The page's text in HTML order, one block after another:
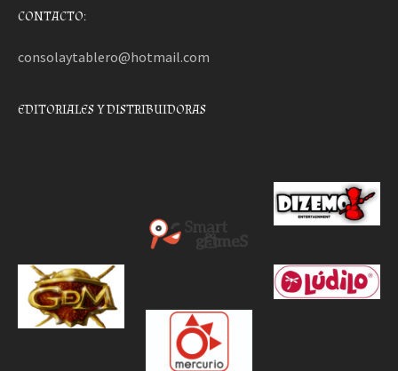
CONTACTO:
consolaytablero@hotmail.com
EDITORIALES Y DISTRIBUIDORAS